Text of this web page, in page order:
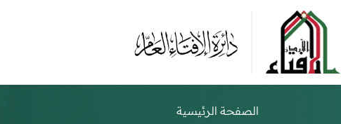
الصفحة الرئيسية